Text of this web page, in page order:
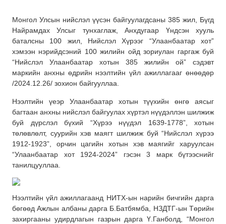
Монгол Улсын нийслэл үүсэн байгуулагдсаны 385 жил, Бүгд
Найрамдах Улсыг тунхаглаж, Анхдугаар Үндсэн хууль
баталсны 100 жил, Нийслэл Хүрээг “Улаанбаатар хот”
хэмээн нэрийдсэний 100 жилийн ойд зориулан гаргаж буй
“Нийслэл Улаанбаатар хотын 385 жилийн ой” сэдэвт
маркийн анхны өдрийн нээлтийн үйл ажиллагааг өнөөдөр
/2024.12.26/ зохион байгууллаа.
Нээлтийн үеэр Улаанбаатар хотын түүхийн өнгө аясыг
багтаан анхны нийслэл байгуулах хүртэл нүүдэллэн шилжиж
буй дүрслэл бүхий “Хүрээ нүүдэл 1639-1778”, хотын
төлөвлөлт, суурийн хэв маягт шилжиж буй “Нийслэл хүрээ
1912-1923”, орчин цагийн хотын хэв маягийг харуулсан
“Улаанбаатар хот 1924-2024” гэсэн 3 марк бүтээснийг
танилцууллаа.
Нээлтийн үйл ажиллагаанд НИТХ-ын нарийн бичгийн дарга
бөгөөд Ажлын албаны дарга Б.Батбямба, НЗДТГ-ын Төрийн
захиргааны удирдлагын газрын дарга Ү.Ганболд, “Монгол